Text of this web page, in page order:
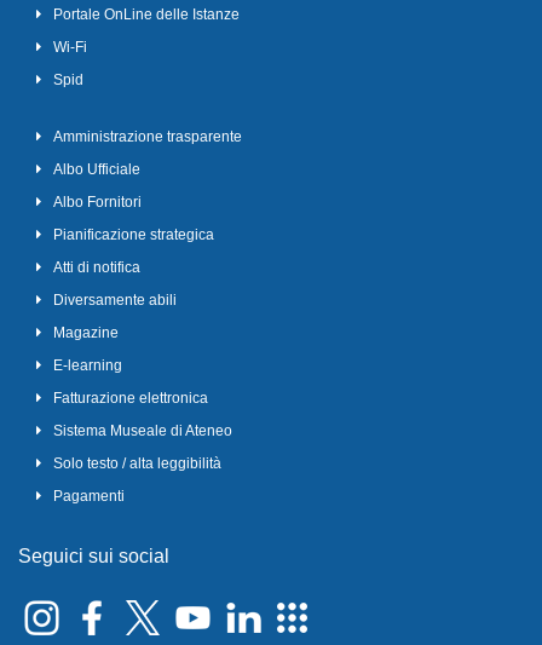
Portale OnLine delle Istanze
Wi-Fi
Spid
Amministrazione trasparente
Albo Ufficiale
Albo Fornitori
Pianificazione strategica
Atti di notifica
Diversamente abili
Magazine
E-learning
Fatturazione elettronica
Sistema Museale di Ateneo
Solo testo / alta leggibilità
Pagamenti
Seguici sui social